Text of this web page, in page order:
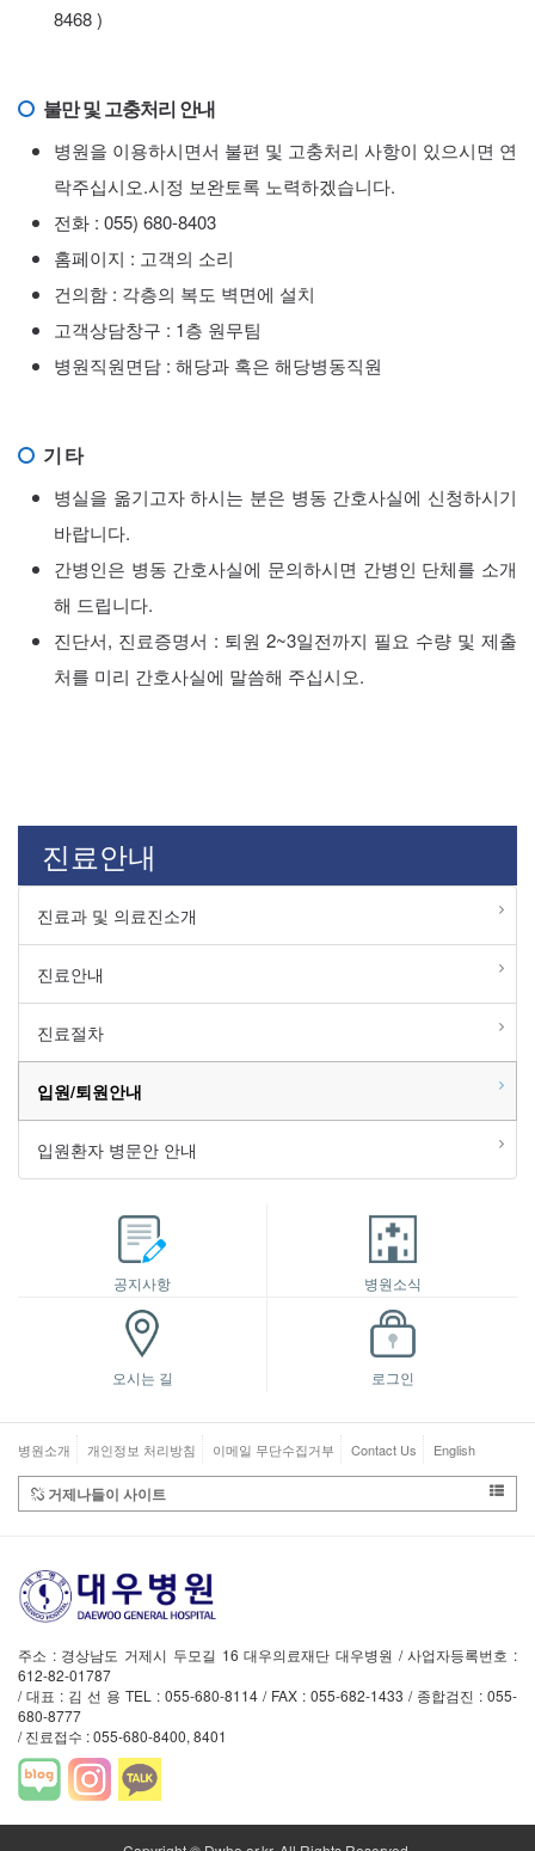
8468 )
불만 및 고충처리 안내
병원을 이용하시면서 불편 및 고충처리 사항이 있으시면 연
락주십시오.시정 보완토록 노력하겠습니다.
전화 : 055) 680-8403
홈페이지 : 고객의 소리
건의함 : 각층의 복도 벽면에 설치
고객상담창구 : 1층 원무팀
병원직원면담 : 해당과 혹은 해당병동직원
기 타
병실을 옮기고자 하시는 분은 병동 간호사실에 신청하시기
바랍니다.
간병인은 병동 간호사실에 문의하시면 간병인 단체를 소개
해 드립니다.
진단서, 진료증명서 : 퇴원 2~3일전까지 필요 수량 및 제출
처를 미리 간호사실에 말씀해 주십시오.
진료안내
진료과 및 의료진소개
진료안내
진료절차
입원/퇴원안내
입원환자 병문안 안내
공지사항 병원소식
오시는 길 로그인
병원소개 개인정보 처리방침 이메일 무단수집거부 Contact Us English
거제나들이 사이트
주소 : 경상남도 거제시 두모길 16 대우의료재단 대우병원 / 사업자등록번호 :
612-82-01787
/ 대표 : 김 선 용 TEL : 055-680-8114 / FAX : 055-682-1433 / 종합검진 : 055-
680-8777
/ 진료접수 : 055-680-8400, 8401